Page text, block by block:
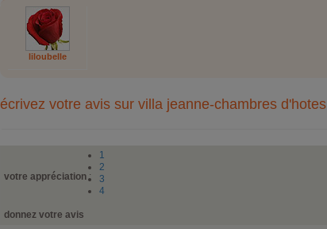
liloubelle
écrivez votre avis sur villa jeanne-chambres d'hotes
votre appréciation:
1
2
3
4
donnez votre avis